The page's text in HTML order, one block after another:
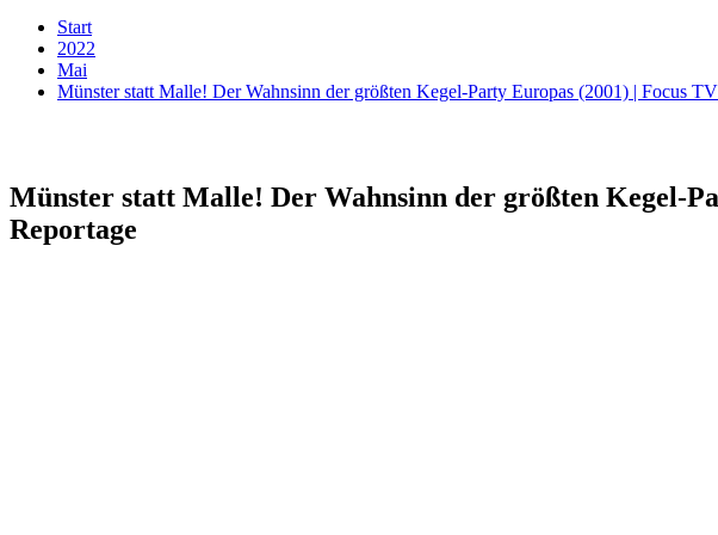
Start
2022
Mai
Münster statt Malle! Der Wahnsinn der größten Kegel-Party Europas (2001) | Focus
Münster statt Malle! Der Wahnsinn der größten Kegel-
Reportage